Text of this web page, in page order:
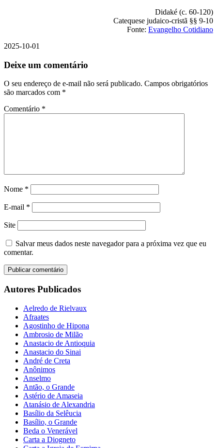
Didaké (c. 60-120)
Catequese judaico-cristã §§ 9-10
Fonte: Evangelho Cotidiano
2025-10-01
Deixe um comentário
O seu endereço de e-mail não será publicado. Campos obrigatórios
são marcados com *
Comentário *
Nome *
E-mail *
Site
Salvar meus dados neste navegador para a próxima vez que eu
comentar.
Autores Publicados
Aelredo de Rielvaux
Afraates
Agostinho de Hipona
Ambrosio de Milão
Anastacio de Antioquia
Anastacio do Sinai
André de Creta
Anônimos
Anselmo
Antão, o Grande
Astério de Amaseia
Atanásio de Alexandria
Basílio da Selêucia
Basílio, o Grande
Beda o Venerável
Carta a Diogneto